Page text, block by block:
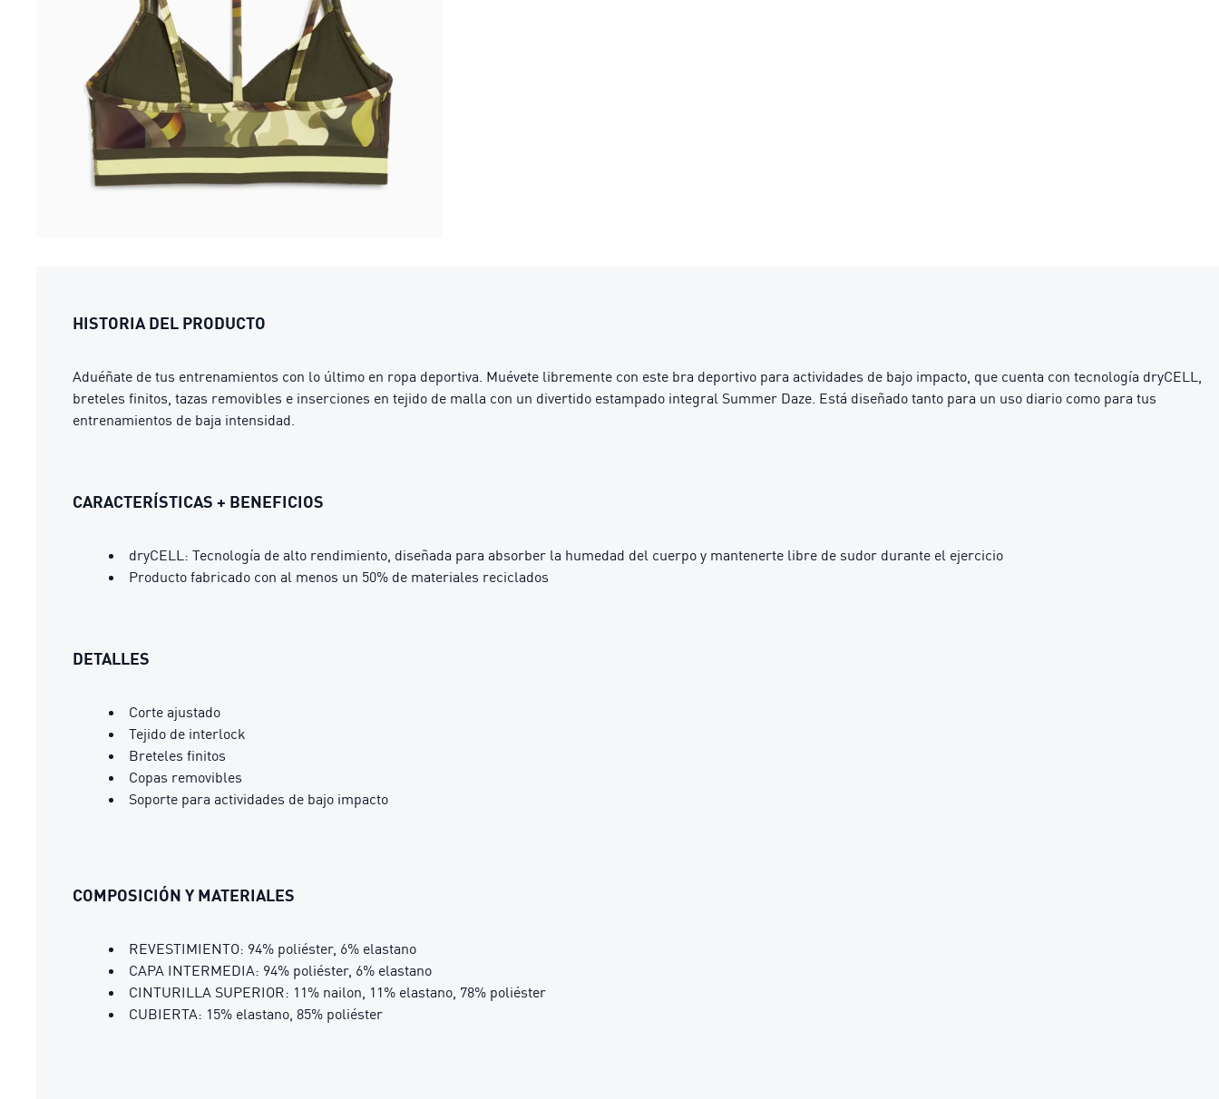
HISTORIA DEL PRODUCTO
Aduéñate de tus entrenamientos con lo último en ropa deportiva. Muévete libremente con este bra deportivo para actividades de bajo impacto, que cuenta con tecnología dryCELL,
breteles finitos, tazas removibles e inserciones en tejido de malla con un divertido estampado integral Summer Daze. Está diseñado tanto para un uso diario como para tus
entrenamientos de baja intensidad.
CARACTERÍSTICAS + BENEFICIOS
dryCELL: Tecnología de alto rendimiento, diseñada para absorber la humedad del cuerpo y mantenerte libre de sudor durante el ejercicio
Producto fabricado con al menos un 50% de materiales reciclados
DETALLES
Corte ajustado
Tejido de interlock
Breteles finitos
Copas removibles
Soporte para actividades de bajo impacto
COMPOSICIÓN Y MATERIALES
REVESTIMIENTO: 94% poliéster, 6% elastano
CAPA INTERMEDIA: 94% poliéster, 6% elastano
CINTURILLA SUPERIOR: 11% nailon, 11% elastano, 78% poliéster
CUBIERTA: 15% elastano, 85% poliéster